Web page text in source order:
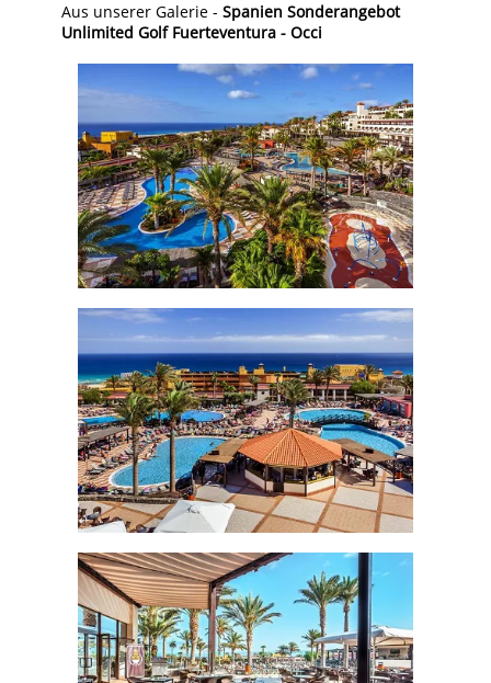
Aus unserer Galerie - Spanien Sonderangebot
Unlimited Golf Fuerteventura - Occi